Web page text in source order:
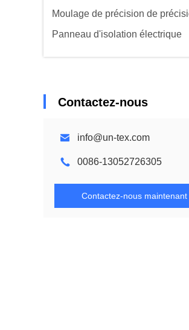
Moulage de précision de
Panneau d'isolation électrique
Contactez-nous
info@un-tex.com
0086-13052726305
Contactez-nous maintenant